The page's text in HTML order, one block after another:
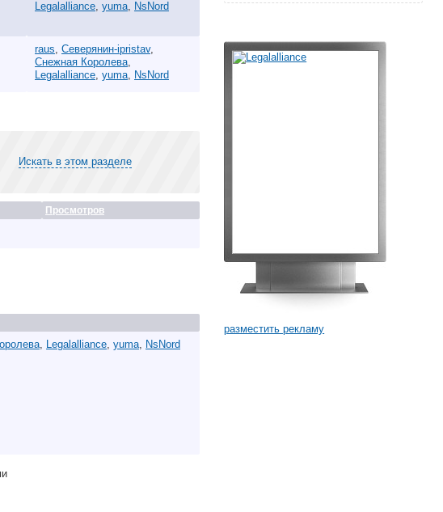
Legalalliance, yuma, NsNord
raus, Северянин-ipristav,
Снежная Королева,
Legalalliance, yuma, NsNord
Искать в этом разделе
Просмотров
, Legalalliance, yuma, NsNord
разместить рекламу